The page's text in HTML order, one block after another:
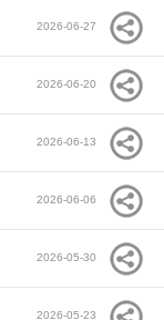
2026-06-27
2026-06-20
2026-06-13
2026-06-06
2026-05-30
2026-05-23